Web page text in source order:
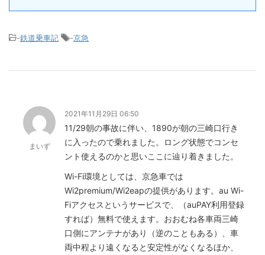
-鉄道乗車記 -京急
まいず
2021年11月29日 06:50
11/29朝の事故に伴い、1890が朝の三崎口行き
に入ったので乗れました。ロング状態でコンセ
ント使えるのかと思いここに辿り着きました。
Wi-Fi環境としては、京急車では
Wi2premium/Wi2eapの提供があります。au Wi-
Fiアクセスというサービスで、（auPAY利用登録
すれば）無料で使えます。おおむね各車両三崎
口側にアンテナがあり（逆のこともある）、車
両中程より遠くなると安定性がなくなるほか、